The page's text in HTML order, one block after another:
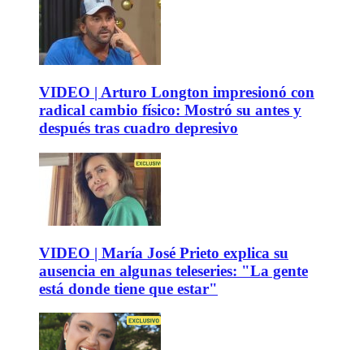
VIDEO | Arturo Longton impresionó con
radical cambio físico: Mostró su antes y
después tras cuadro depresivo
VIDEO | María José Prieto explica su
ausencia en algunas teleseries: "La gente
está donde tiene que estar"